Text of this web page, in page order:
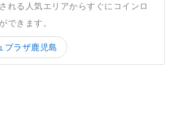
れる人気エリアからすぐにコインロ
できます。
プラザ鹿児島